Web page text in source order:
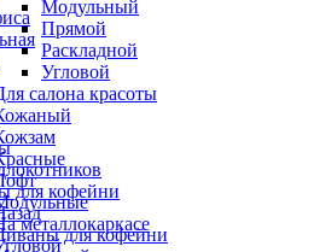
Модульный
Прямой
Раскладной
Угловой
салона красоты
металлокаркасе
для кофейни
для кофейни